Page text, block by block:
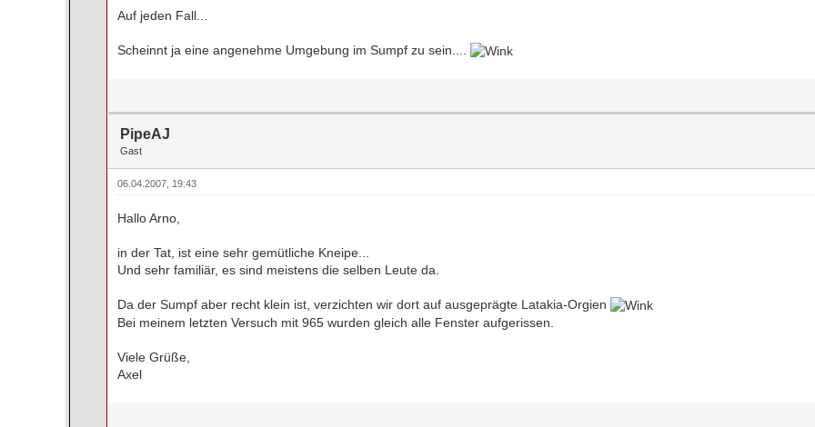
Auf jeden Fall...
Scheinnt ja eine angenehme Umgebung im Sumpf zu sein....
PipeAJ
Gast
06.04.2007, 19:43
Hallo Arno,
in der Tat, ist eine sehr gemütliche Kneipe...
Und sehr familiär, es sind meistens die selben Leute da.
Da der Sumpf aber recht klein ist, verzichten wir dort auf ausgeprägte Latakia-Orgien
Bei meinem letzten Versuch mit 965 wurden gleich alle Fenster aufgerissen.
Viele Grüße,
Axel